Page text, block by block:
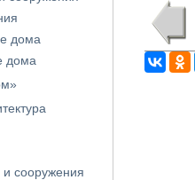
дома
дома
сооружения